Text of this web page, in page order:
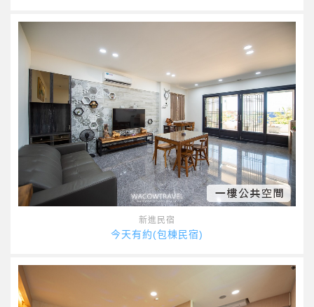
新進民宿
今天有約(包棟民宿)